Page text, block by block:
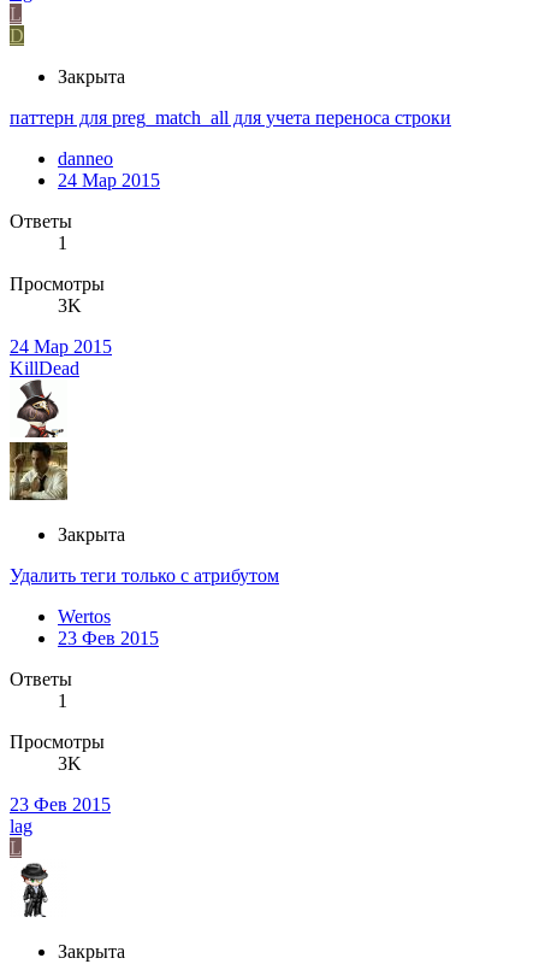
L
D
Закрыта
паттерн для preg_match_all для учета переноса строки
danneo
24 Мар 2015
Ответы
1
Просмотры
3K
24 Мар 2015
KillDead
Закрыта
Удалить теги только с атрибутом
Wertos
23 Фев 2015
Ответы
1
Просмотры
3K
23 Фев 2015
lag
L
Закрыта